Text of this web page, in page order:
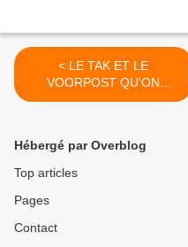
< LE TAK ET LE
VOORPOST QU'ON
DEVRAIT APPELER LE
VISAGE HAINEUX ET
Hébergé par Overblog
Top articles
Pages
Contact